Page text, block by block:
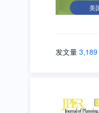
美
发文量 3,189